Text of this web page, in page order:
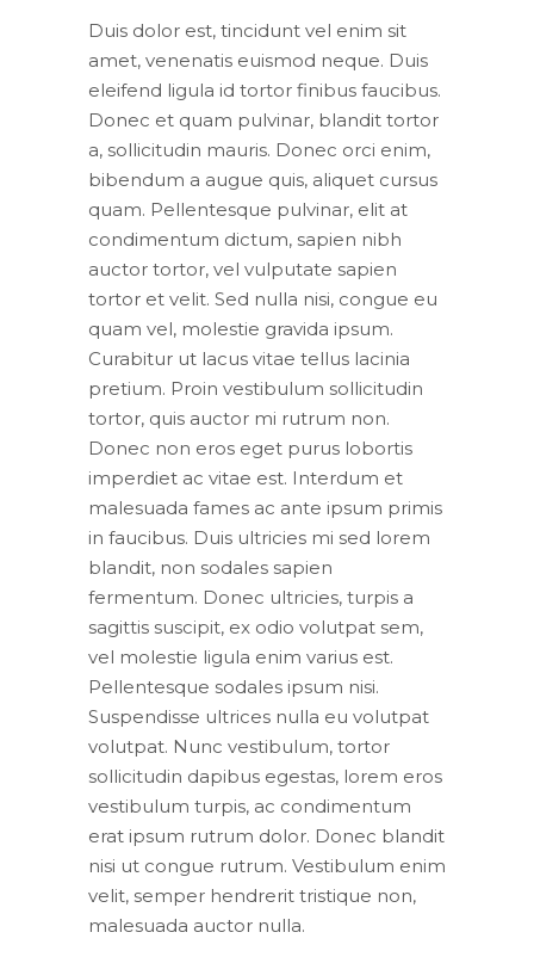
Duis dolor est, tincidunt vel enim sit
amet, venenatis euismod neque. Duis
eleifend ligula id tortor finibus faucibus.
Donec et quam pulvinar, blandit tortor
a, sollicitudin mauris. Donec orci enim,
bibendum a augue quis, aliquet cursus
quam. Pellentesque pulvinar, elit at
condimentum dictum, sapien nibh
auctor tortor, vel vulputate sapien
tortor et velit. Sed nulla nisi, congue eu
quam vel, molestie gravida ipsum.
Curabitur ut lacus vitae tellus lacinia
pretium. Proin vestibulum sollicitudin
tortor, quis auctor mi rutrum non.
Donec non eros eget purus lobortis
imperdiet ac vitae est. Interdum et
malesuada fames ac ante ipsum primis
in faucibus. Duis ultricies mi sed lorem
blandit, non sodales sapien
fermentum. Donec ultricies, turpis a
sagittis suscipit, ex odio volutpat sem,
vel molestie ligula enim varius est.
Pellentesque sodales ipsum nisi.
Suspendisse ultrices nulla eu volutpat
volutpat. Nunc vestibulum, tortor
sollicitudin dapibus egestas, lorem eros
vestibulum turpis, ac condimentum
erat ipsum rutrum dolor. Donec blandit
nisi ut congue rutrum. Vestibulum enim
velit, semper hendrerit tristique non,
malesuada auctor nulla.